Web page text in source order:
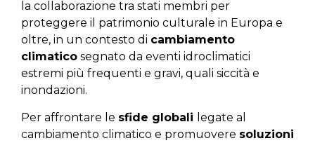
la collaborazione tra stati membri per
proteggere il patrimonio culturale in Europa e
oltre, in un contesto di cambiamento
climatico segnato da eventi idroclimatici
estremi più frequenti e gravi, quali siccità e
inondazioni.
Per affrontare le sfide globali legate al
cambiamento climatico e promuovere soluzioni